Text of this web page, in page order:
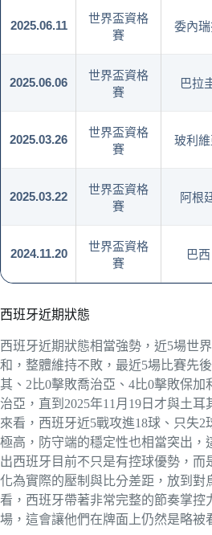
2025.06.11
世界盃資格
賽
委內
2025.06.06
世界盃資格
賽
巴拉
2025.03.26
世界盃資格
賽
玻利
2025.03.22
世界盃資格
賽
阿根
2024.11.20
世界盃資格
賽
巴西
西班牙近期狀態
西班牙近期狀態相當強勢，近5場世
和，整體維持不敗，最近5場比賽先
其、2比0擊敗喬治亞、4比0擊敗保加
治亞，直到2025年11月19日才與土耳
來看，西班牙近5戰攻進18球、只失2
極高，防守端的穩定性也相當突出，
出西班牙目前不只是有控球優勢，而
化為實際的壓制與比分差距，放到對
看，西班牙帶著非常完整的節奏掌控
場，這會讓他們在牌面上仍然是略被